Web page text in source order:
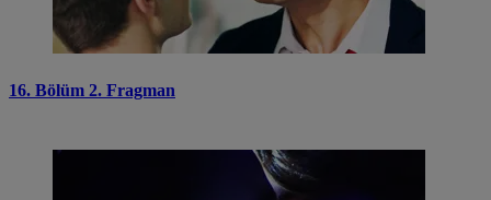
16. Bölüm 2. Fragman